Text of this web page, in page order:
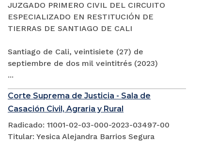
JUZGADO PRIMERO CIVIL DEL CIRCUITO
ESPECIALIZADO EN RESTITUCIÓN DE
TIERRAS DE SANTIAGO DE CALI
Santiago de Cali, veintisiete (27) de
septiembre de dos mil veintitrés (2023)
...
Corte Suprema de Justicia - Sala de
Casación Civil, Agraria y Rural
Radicado: 11001-02-03-000-2023-03497-00
Titular: Yesica Alejandra Barrios Segura